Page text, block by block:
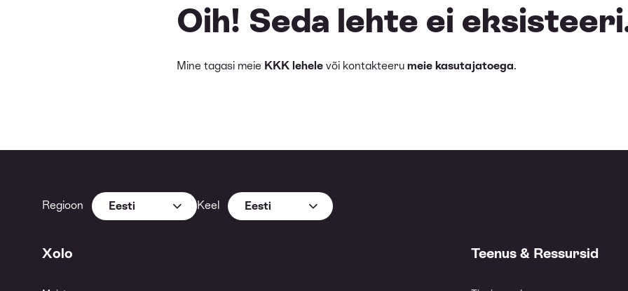
Oih! Seda lehte ei
Mine tagasi meie KKK lehele või kontakteeru meie kasutajatoega.
Regioon Eesti Keel Eesti
Xolo Teenus & Ressursid